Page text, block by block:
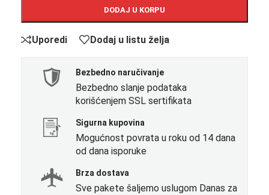
DODAJ U KORPU
Uporedi Dodaj u listu želja
Bezbedno naručivanje
Bezbedno slanje podataka
korišćenjem SSL sertifikata
Sigurna kupovina
Mogućnost povrata u roku od 14 dana
od dana isporuke
Brza dostava
Sve pakete šaljemo uslugom Danas za